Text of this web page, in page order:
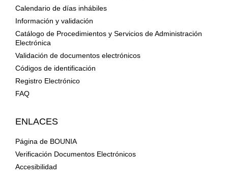
Calendario de días inhábiles
Información y validación
Catálogo de Procedimientos y Servicios de Administración
Electrónica
Validación de documentos electrónicos
Códigos de identificación
Registro Electrónico
FAQ
ENLACES
Página de BOUNIA
Verificación Documentos Electrónicos
Accesibilidad